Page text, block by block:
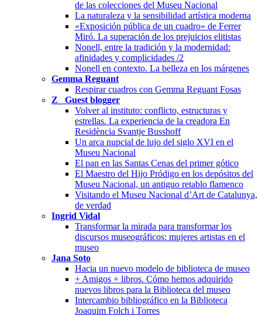
de las colecciones del Museu Nacional
La naturaleza y la sensibilidad artística moderna
«Exposición pública de un cuadro» de Ferrer
Miró. La superación de los prejuicios elitistas
Nonell, entre la tradición y la modernidad:
afinidades y complicidades /2
Nonell en contexto. La belleza en los márgenes
Gemma Reguant
Respirar cuadros con Gemma Reguant Fosas
Z_ Guest blogger
Volver al instituto: conflicto, estructuras y
estrellas. La experiencia de la creadora En
Residència Svantje Busshoff
Un arca nupcial de lujo del siglo XVI en el
Museu Nacional
El pan en las Santas Cenas del primer gótico
El Maestro del Hijo Pródigo en los depósitos del
Museu Nacional, un antiguo retablo flamenco
Visitando el Museu Nacional d’Art de Catalunya,
de verdad
Ingrid Vidal
Transformar la mirada para transformar los
discursos museográficos: mujeres artistas en el
museo
Jana Soto
Hacia un nuevo modelo de biblioteca de museo
+ Amigos + libros. Cómo hemos adquirido
nuevos libros para la Biblioteca del museo
Intercambio bibliográfico en la Biblioteca
Joaquim Folch i Torres